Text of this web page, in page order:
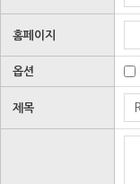
홈페이지
옵션
제목